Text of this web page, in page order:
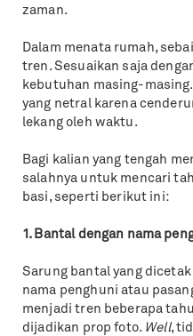
zaman.
Dalam menata rumah,
tren. Sesuaikan saja
kebutuhan masing-
yang netral karena
lekang oleh waktu.
Bagi kalian yang tengah
salahnya untuk mencari
basi, seperti berikut ini:
1. Bantal dengan nama
Sarung bantal yang
nama penghuni atau
menjadi tren beberapa
dijadikan prop foto. Well,